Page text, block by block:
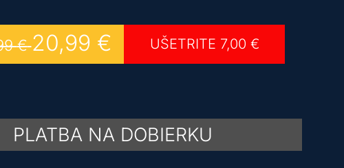
€ 20,99 € UŠETRITE 7,00 €
PLATBA NA DOBIERKU